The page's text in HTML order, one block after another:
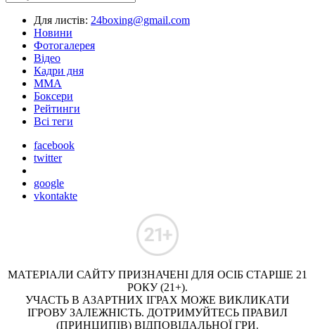
Для листів: 24boxing@gmail.com
Новини
Фотогалерея
Відео
Кадри дня
ММА
Боксери
Рейтинги
Всі теги
facebook
twitter
google
vkontakte
МАТЕРІАЛИ САЙТУ ПРИЗНАЧЕНІ ДЛЯ ОСІБ СТАРШЕ 21
РОКУ (21+).
УЧАСТЬ В АЗАРТНИХ ІГРАХ МОЖЕ ВИКЛИКАТИ
ІГРОВУ ЗАЛЕЖНІСТЬ. ДОТРИМУЙТЕСЬ ПРАВИЛ
(ПРИНЦИПІВ) ВІДПОВІДАЛЬНОЇ ГРИ.